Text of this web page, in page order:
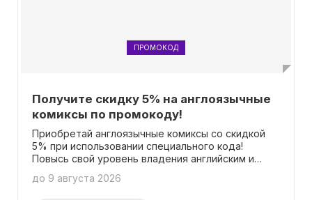
ПРОМОКОД
Получите скидку 5% на англоязычные
комиксы по промокоду!
Приобретай англоязычные комиксы со скидкой
5% при использовании специального кода!
Повысь свой уровень владения английским и
доступны в русских версиях! Это предложение
до 9 августа 2026